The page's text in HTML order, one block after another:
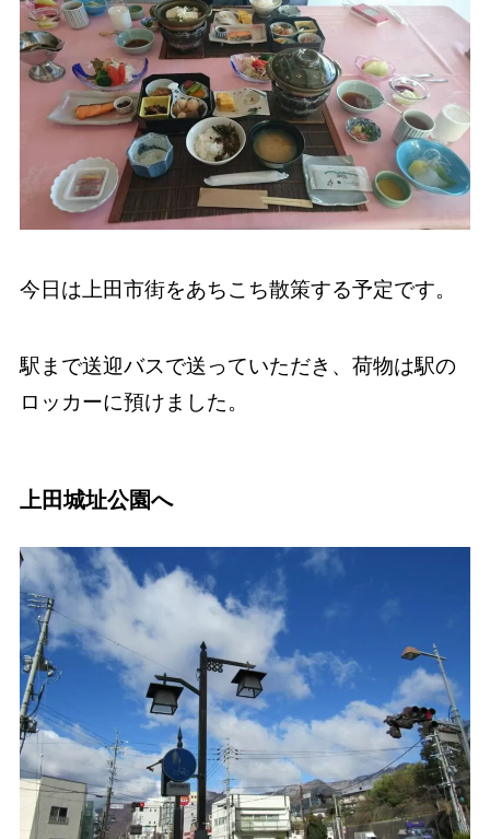
今日は上田市街をあちこち散策する予定です。
駅まで送迎バスで送っていただき、荷物は駅の
ロッカーに預けました。
上田城址公園へ